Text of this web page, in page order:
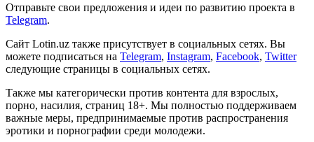
Отправьте свои предложения и идеи по развитию проекта в
Telegram.
Сайт Lotin.uz также присутствует в социальных сетях. Вы
можете подписаться на Telegram, Instagram, Facebook, Twitter
следующие страницы в социальных сетях.
Также мы категорически против контента для взрослых,
порно, насилия, страниц 18+. Мы полностью поддерживаем
важные меры, предпринимаемые против распространения
эротики и порнографии среди молодежи.